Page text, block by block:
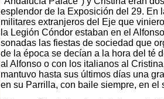
esplendor de la Exposición del 29. En
militares extranjeros del Eje que
la Legión Cóndor estaban en el
sonadas las fiestas de sociedad que
de la época se decían a la hora del té
al Alfonso o con los italianos al
mantuvo hasta sus últimos días una
en su Parrilla, con baile siempre, en el